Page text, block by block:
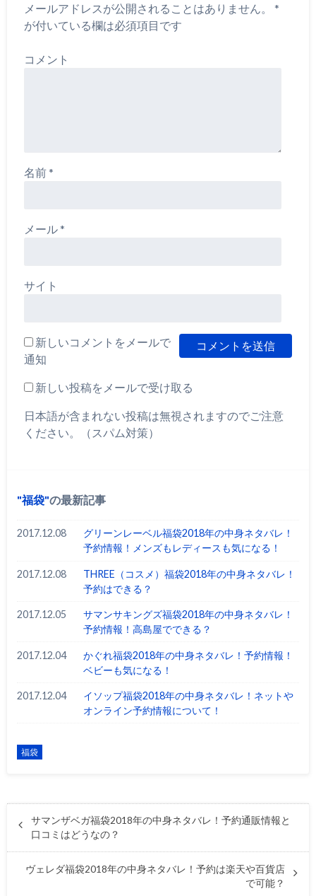
メールアドレスが公開されることはありません。
*
が付いている欄は必須項目です
コメント
名前*
メール*
サイト
新しいコメントをメールで
通知
新しい投稿をメールで受け取る
日本語が含まれない投稿は無視されますのでご注意
ください。（スパム対策）
福袋 の最新記事
2017.12.08
グリーンレーベル福袋2018年の中身ネタバレ！
予約情報！メンズもレディースも気になる！
2017.12.08
THREE（コスメ）福袋2018年の中身ネタバレ！
予約はできる？
2017.12.05
サマンサキングズ福袋2018年の中身ネタバレ！
予約情報！高島屋でできる？
2017.12.04
かぐれ福袋2018年の中身ネタバレ！予約情報！
ベビーも気になる！
2017.12.04
イソップ福袋2018年の中身ネタバレ！ネットや
オンライン予約情報について！
福袋
サマンザベガ福袋2018年の中身ネタバレ！予約通販情報と
口コミはどうなの？
ヴェレダ福袋2018年の中身ネタバレ！予約は楽天や百貨店
で可能？